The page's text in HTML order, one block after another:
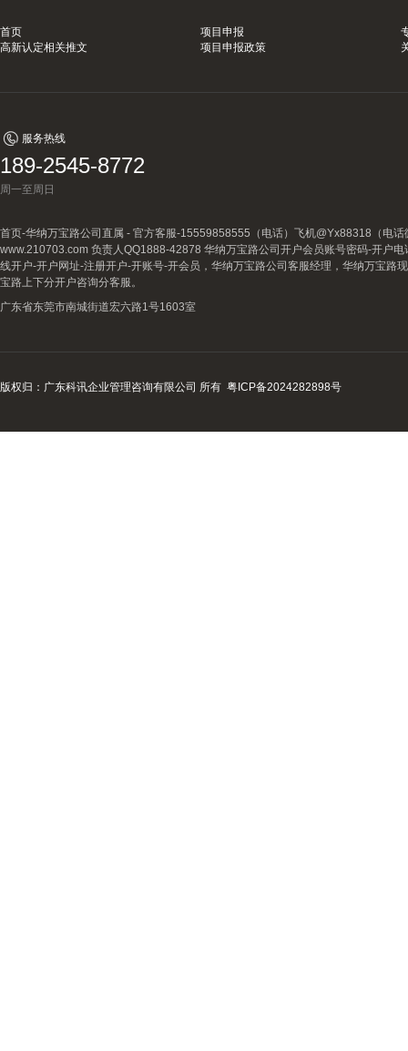
首页 项目申报
高新认定相关推文
项目申报政策
服务热线
189-2545-8772
周一至周日
首页-华纳万宝路公司直属 - 官方客服-15559858555（电话）飞机@Yx88318（电
www.210703.com 负责人QQ1888-42878 华纳万宝路公司开户会员账号密码-开户
线开户-开户网址-注册开户-开账号-开会员，华纳万宝路公司客服经理，华纳万宝路
宝路上下分开户咨询分客服。
广东省东莞市南城街道宏六路1号1603室
版权归：广东科讯企业管理咨询有限公司 所有 粤ICP备2024282898号